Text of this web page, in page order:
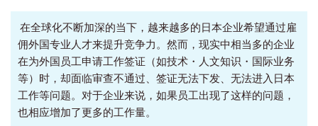
在全球化不断加深的当下，越来越多的日本企业希望通过雇
佣外国专业人才来提升竞争力。然而，现实中相当多的企业
在为外国员工申请工作签证（如技术・人文知识・国际业务
等）时，却面临审查不通过、签证无法下发、无法进入日本
工作等问题。对于企业来说，如果员工出现了这样的问题，
也相应增加了更多的工作量。